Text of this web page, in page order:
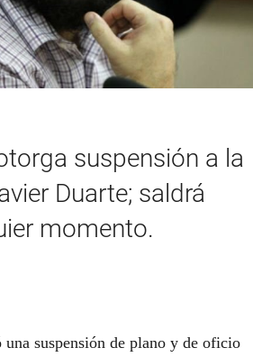
suspensión a la
Duarte; saldrá
momento.
suspensión de plano y de oficio